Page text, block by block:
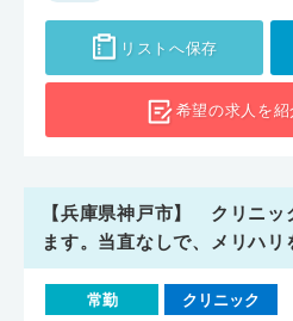
リストへ保存
希望の求人を紹
【兵庫県神戸市】 クリニッ
ます。当直なしで、メリハリ
常勤 クリニック